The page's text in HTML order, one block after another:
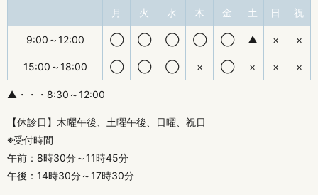
月 火 水 木 金 土 日 祝
9:00～12:00 ◯ ◯ ◯ ◯ ◯ ▲ × ×
15:00～18:00 ◯ ◯ ◯ × ◯ × × ×
▲・・・8:30～12:00
【休診日】木曜午後、土曜午後、日曜、祝日
※受付時間
午前：8時30分～11時45分
午後：14時30分～17時30分